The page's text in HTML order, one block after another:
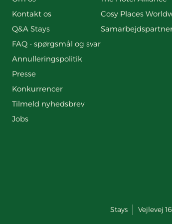
Kontakt os
Q&A Stays
FAQ - spørgsmål og svar
Annulleringspolitik
Presse
Konkurrencer
Tilmeld nyhedsbrev
Jobs
Cosy Places
Stays Vejlevej 16